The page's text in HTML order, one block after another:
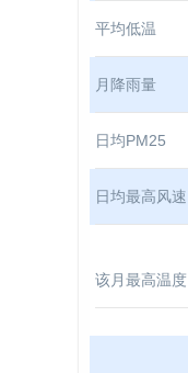
平均低温
月降雨量
日均PM25
日均最高风速
该月最高温度